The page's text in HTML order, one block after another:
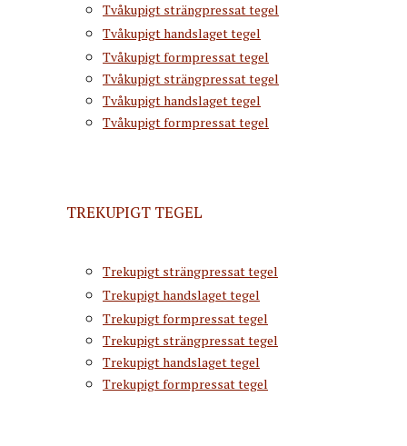
Tvåkupigt strängpressat tegel
Tvåkupigt handslaget tegel
Tvåkupigt formpressat tegel
Tvåkupigt strängpressat tegel
Tvåkupigt handslaget tegel
Tvåkupigt formpressat tegel
TREKUPIGT TEGEL
Trekupigt strängpressat tegel
Trekupigt handslaget tegel
Trekupigt formpressat tegel
Trekupigt strängpressat tegel
Trekupigt handslaget tegel
Trekupigt formpressat tegel